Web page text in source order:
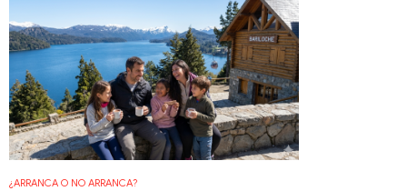
¿ARRANCA O NO ARRANCA?